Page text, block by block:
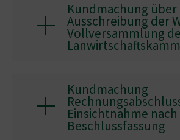
Kundmachung über
Ausschreibung der
Vollversammlung
Kundmachung
Einsichtnahme nach
Beschlussfassung